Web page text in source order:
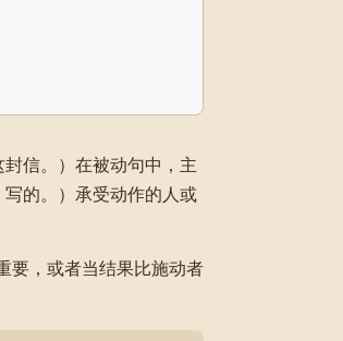
封信。）在被动句中，主
写的。）承受动作的人或
，或者当结果比施动者